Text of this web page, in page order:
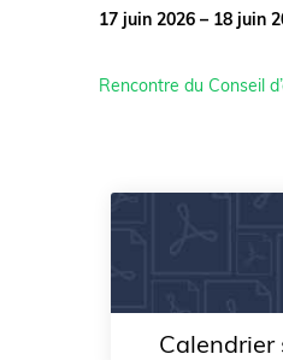
17 juin 2026 – 18 juin
Rencontre du Conseil